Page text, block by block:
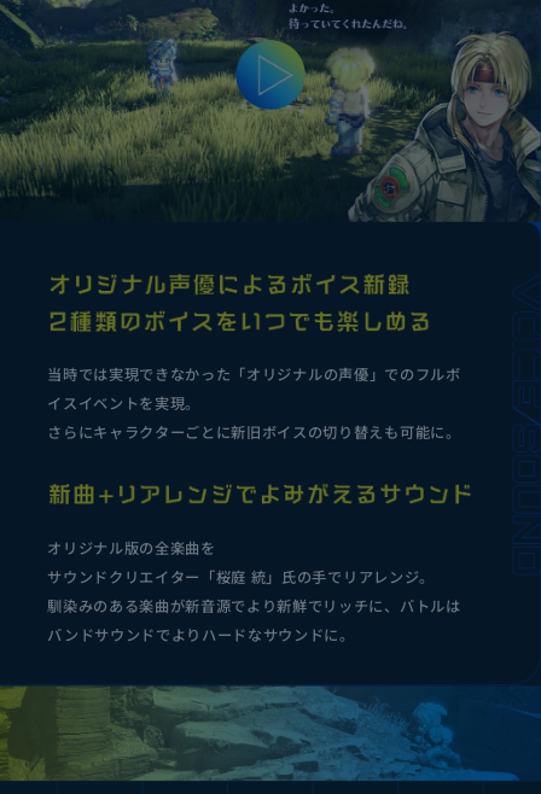
当時では実現できなかった「オリジナルの声優」でのフルボ
イスイベントを実現。
さらにキャラクターごとに新旧ボイスの切り替えも可能に。
オリジナル版の全楽曲を
サウンドクリエイター「桜庭 統」氏の手でリアレンジ。
馴染みのある楽曲が新音源でより新鮮でリッチに、バトルは
バンドサウンドでよりハードなサウンドに。